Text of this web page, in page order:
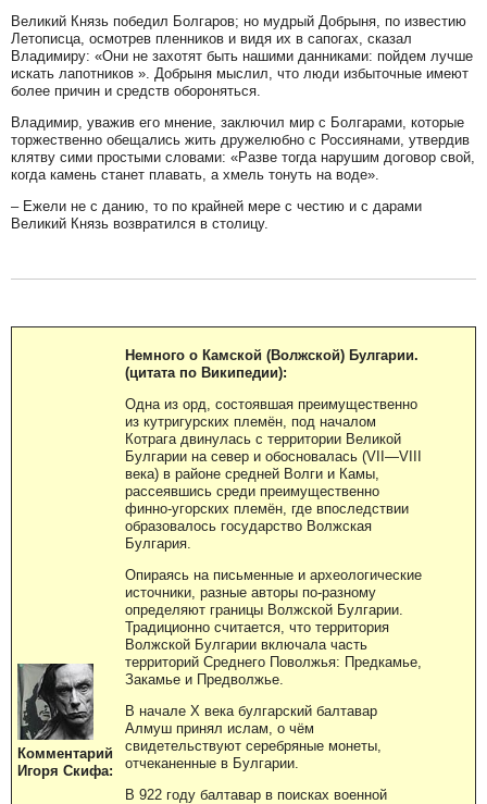
Великий Князь победил Болгаров; но мудрый Добрыня, по известию
Летописца, осмотрев пленников и видя их в сапогах, сказал
Владимиру: «Они не захотят быть нашими данниками: пойдем лучше
искать лапотников ». Добрыня мыслил, что люди избыточные имеют
более причин и средств обороняться.
Владимир, уважив его мнение, заключил мир с Болгарами, которые
торжественно обещались жить дружелюбно с Россиянами, утвердив
клятву сими простыми словами: «Разве тогда нарушим договор свой,
когда камень станет плавать, а хмель тонуть на воде».
– Ежели не с данию, то по крайней мере с честию и с дарами
Великий Князь возвратился в столицу.
Комментарий
Игоря Скифа:
Немного о Камской (Волжской) Булгарии.
(цитата по Википедии):
Одна из орд, состоявшая преимущественно
из кутригурских племён, под началом
Котрага двинулась с территории Великой
Булгарии на север и обосновалась (VII—VIII
века) в районе средней Волги и Камы,
рассеявшись среди преимущественно
финно-угорских племён, где впоследствии
образовалось государство Волжская
Булгария.
Опираясь на письменные и археологические
источники, разные авторы по-разному
определяют границы Волжской Булгарии.
Традиционно считается, что территория
Волжской Булгарии включала часть
территорий Среднего Поволжья: Предкамье,
Закамье и Предволжье.
В начале X века булгарский балтавар
Алмуш принял ислам, о чём
свидетельствуют серебряные монеты,
отчеканенные в Булгарии.
В 922 году балтавар в поисках военной